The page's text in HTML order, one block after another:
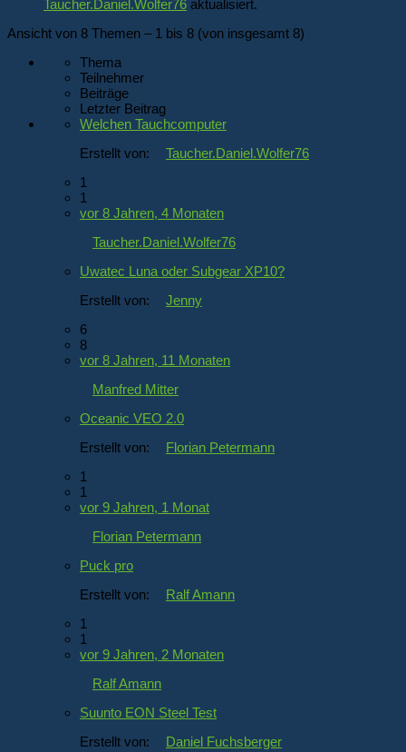
Taucher.Daniel.Wolfer76 aktualisiert.
Ansicht von 8 Themen – 1 bis 8 (von insgesamt 8)
Thema
Teilnehmer
Beiträge
Letzter Beitrag
Welchen Tauchcomputer
Erstellt von:
Taucher.Daniel.Wolfer76
1
1
vor 8 Jahren, 4 Monaten
Taucher.Daniel.Wolfer76
Uwatec Luna oder Subgear XP10?
Erstellt von:
Jenny
6
8
vor 8 Jahren, 11 Monaten
Manfred Mitter
Oceanic VEO 2.0
Erstellt von:
Florian Petermann
1
1
vor 9 Jahren, 1 Monat
Florian Petermann
Puck pro
Erstellt von:
Ralf Amann
1
1
vor 9 Jahren, 2 Monaten
Ralf Amann
Suunto EON Steel Test
Erstellt von:
Daniel Fuchsberger